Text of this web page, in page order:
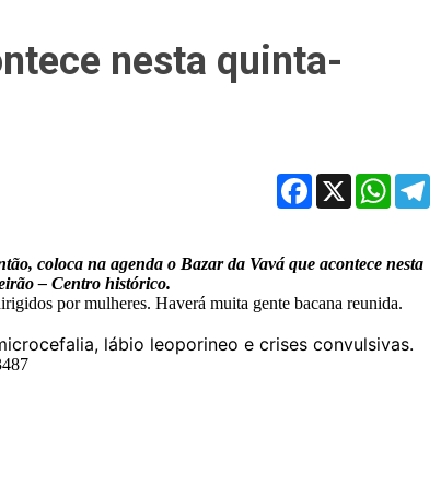
nesta quinta-
Facebook
X
coloca na agenda o Bazar da Vavá que acontece nesta
– Centro histórico.
por mulheres. Haverá muita gente bacana reunida.
lábio leoporineo e crises convulsivas.